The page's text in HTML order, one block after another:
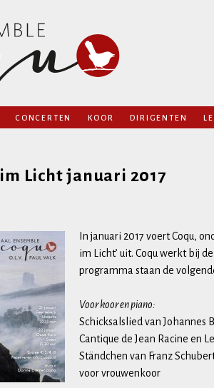
Coqu
Naar
springen
CONCERTEN
ARCHIEF
KOOR DIRIGENTEN
Licht januari 2017
In januari 2017 voert Coqu,
im Licht’ uit. Coqu werkt bij
programma staan de
Voor koor en piano:
Schicksalslied van Johannes
Cantique de Jean Racine en
Ständchen van Franz
voor vrouwenkoor